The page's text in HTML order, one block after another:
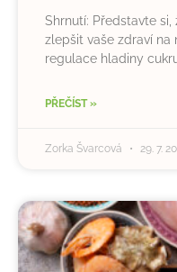
Shrnutí: Představte
zlepšit vaše zdraví na
regulace hladiny
PŘEČÍST »
Zorka Švarcová 29. 7.